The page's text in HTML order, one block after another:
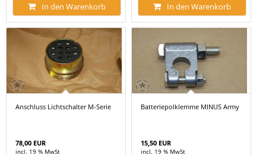
In den Warenkorb In den Warenkorb
Anschluss Lichtschalter M-Serie
78,00 EUR
incl. 19 % MwSt
Batteriepolklemme MINUS Army
15,50 EUR
incl. 19 % MwSt